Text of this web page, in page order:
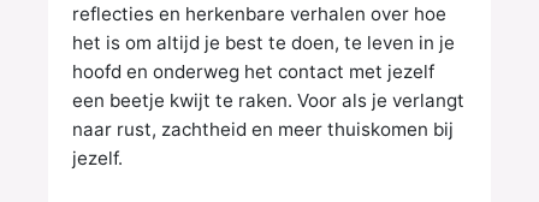
reflecties en herkenbare verhalen over hoe
het is om altijd je best te doen, te leven in je
hoofd en onderweg het contact met jezelf
een beetje kwijt te raken. Voor als je verlangt
naar rust, zachtheid en meer thuiskomen bij
jezelf.